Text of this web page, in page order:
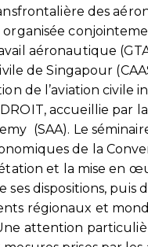
des
aéronautique
de Singapour
de l’aviation civile
accueillie par
(SAA). Le
de la
et la mise en
ses dispositions, puis
régionaux et
attention